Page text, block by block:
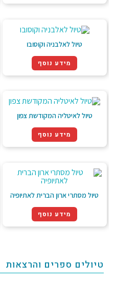
טיול לאלבניה וקוסובו
מידע נוסף
טיול לאיטליה המקודשת צפון
מידע נוסף
טיול מסתרי ארון הברית לאתיופיה
מידע נוסף
טיולים ספרים והרצאות